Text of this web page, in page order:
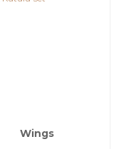
Wings